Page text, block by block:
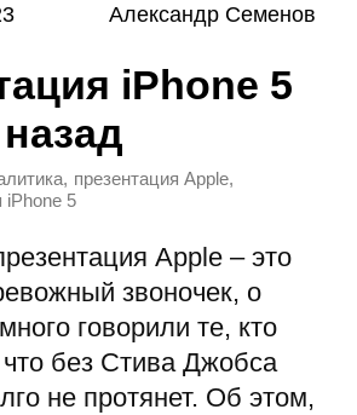
Александр Семенов
iPhone 5
, презентация Apple,
iPhone 5
Apple – это
звоночек, о
говорили те, кто
без Стива Джобса
не протянет. Об этом,